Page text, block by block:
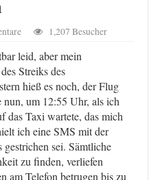
1,207 Besucher
leid, aber mein
Streiks des
hieß es noch, der Flug
um 12:55 Uhr, als ich
das Taxi wartete, das mich
ich eine SMS mit der
sei. Sämtliche
zu finden, verliefen
am Telefon betrugen bis zu